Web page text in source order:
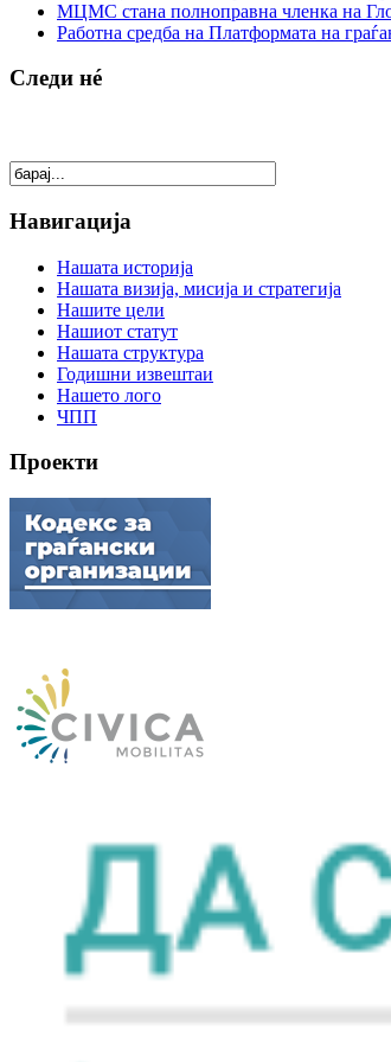
МЦМС стана полноправна членка на
Работна средба на Платформата на
Следи нé
Навигација
Нашата историја
Нашата визија, мисија и стратегија
Нашите цели
Нашиот статут
Нашата структура
Годишни извештаи
Нашето лого
ЧПП
Проекти